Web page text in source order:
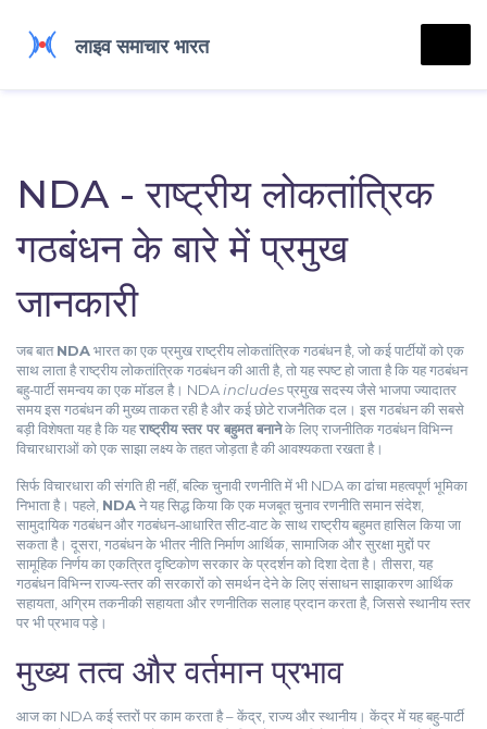
NDA - राष्ट्रीय लोकतांत्रिक
गठबंधन के बारे में प्रमुख
जानकारी
जब बातNDAभारत का एक प्रमुख राष्ट्रीय लोकतांत्रिक गठबंधन है, जो कई पार्टीयों को एक
साथ लाता हैराष्ट्रीय लोकतांत्रिक गठबंधनकी आती है, तो यह स्पष्ट हो जाता है कि यह गठबंधन
बहु‑पार्टी समन्वय का एक मॉडल है। NDA includesप्रमुख सदस्य जैसेभाजपाज्यादातर
समय इस गठबंधन की मुख्य ताकत रही हैऔर कई छोटे राजनैतिक दल। इस गठबंधन की सबसे
बड़ी विशेषता यह है कि यहराष्ट्रीय स्तर पर बहुमत बनानेके लिएराजनीतिक गठबंधनविभिन्न
विचारधाराओं को एक साझा लक्ष्य के तहत जोड़ता हैकी आवश्यकता रखता है।
सिर्फ विचारधारा की संगति ही नहीं, बल्कि चुनावी रणनीति में भी NDA का ढांचा महत्वपूर्ण भूमिका
निभाता है। पहले, NDAने यह सिद्ध किया कि एक मजबूतचुनाव रणनीतिसमान संदेश,
सामुदायिक गठबंधन और गठबंधन‑आधारित सीट‑वाटके साथ राष्ट्रीय बहुमत हासिल किया जा
सकता है। दूसरा, गठबंधन के भीतरनीति निर्माणआर्थिक, सामाजिक और सुरक्षा मुद्दों पर
सामूहिक निर्णयका एकत्रित दृष्टिकोण सरकार के प्रदर्शन को दिशा देता है। तीसरा, यह
गठबंधन विभिन्न राज्य‑स्तर की सरकारों को समर्थन देने के लिएसंसाधन साझाकरणआर्थिक
सहायता, अग्रिम तकनीकी सहायता और रणनीतिक सलाहप्रदान करता है, जिससे स्थानीय स्तर
पर भी प्रभाव पड़े।
मुख्य तत्व और वर्तमान प्रभाव
आज का NDA कई स्तरों पर काम करता है – केंद्र, राज्य और स्थानीय। केंद्र में यह बहु‑पार्टी